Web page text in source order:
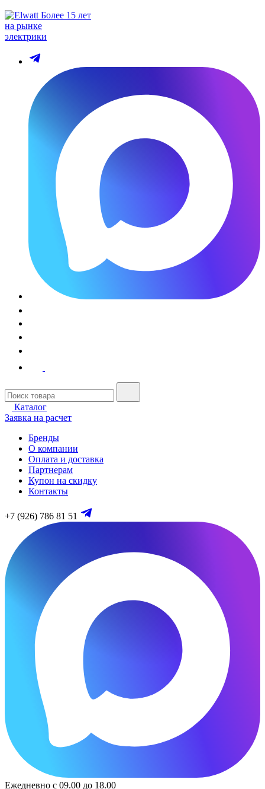
Более 15 лет
на рынке
электрики
Каталог
Заявка на расчет
Бренды
О компании
Оплата и доставка
Партнерам
Купон на скидку
Контакты
+7 (926) 786 81 51
Ежедневно с 09.00 до 18.00